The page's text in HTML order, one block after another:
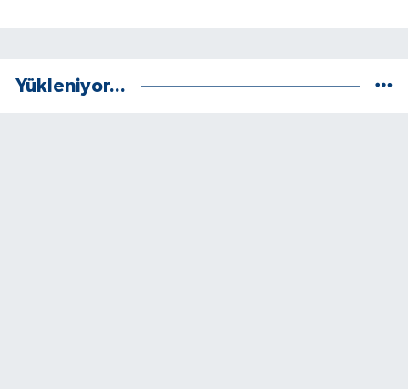
Yükleniyor...